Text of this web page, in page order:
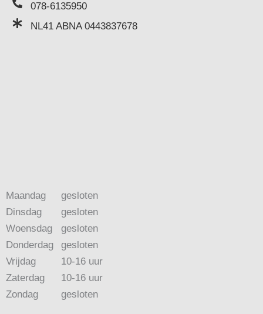
078-6135950
NL41 ABNA 0443837678
Maandag
Dinsdag
Woensdag
Donderdag
Vrijdag
Zaterdag
Zondag
gesloten
gesloten
gesloten
gesloten
10-16 uur
10-16 uur
gesloten